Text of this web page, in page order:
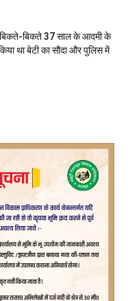
बिकते-बिकते 37 साल के आदमी के
था बेटी का सौदा और पुलिस में